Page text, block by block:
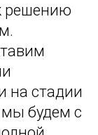
решению
на стадии
мы будем с